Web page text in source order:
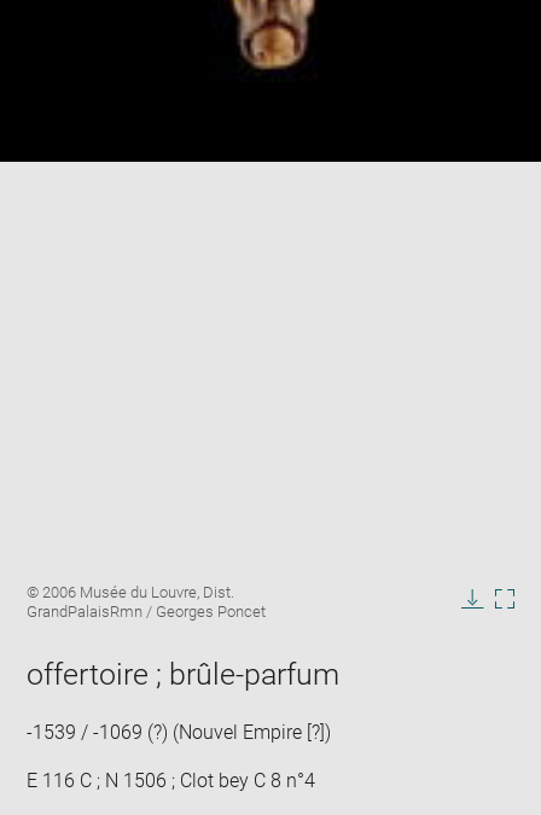
window
Image
caption:
© 2006 Musée du Louvre, Dist.
GrandPalaisRmn / Georges Poncet
offertoire ; brûle-parfum
-1539 / -1069 (?) (Nouvel Empire [?])
E 116 C ; N 1506 ; Clot bey C 8 n°4